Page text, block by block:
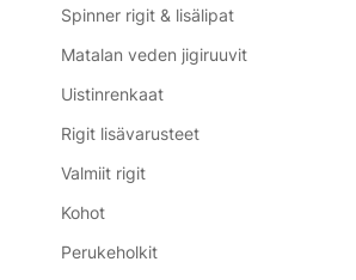
Spinner rigit & lisälipat
Matalan veden jigiruuvit
Uistinrenkaat
Rigit lisävarusteet
Valmiit rigit
Kohot
Perukeholkit